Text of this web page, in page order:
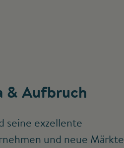
& Aufbruch
seine exzellente
und neue Märkte